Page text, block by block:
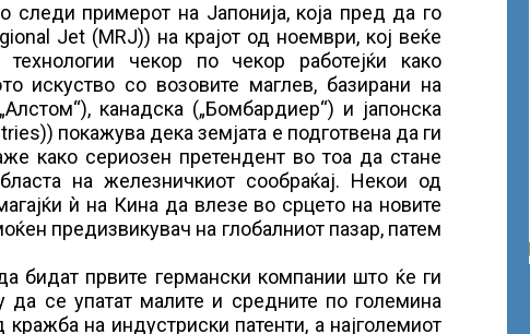
примерот на Јапонија, која пред да го
Jet (MRJ)) на крајот од ноември, кој веќе
чекор по чекор работејќи како
искуство со возовите маглев, базирани на
канадска („Бомбардиер“) и јапонска
покажува дека земјата е подготвена да ги
како сериозен претендент во тоа да стане
на железничкиот сообраќај. Некои од
ѝ на Кина да влезе во срцето на новите
предизвикувач на глобалниот пазар, патем
бидат првите германски компании што ќе ги
да се упатат малите и средните по големина
на индустриски патенти, а најголемиот